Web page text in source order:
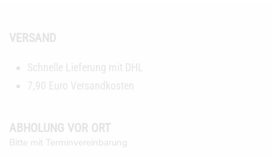
VERSAND
Schnelle Lieferung mit DHL
7,90 Euro Versandkosten
ABHOLUNG VOR ORT
Bitte mit Terminvereinbarung